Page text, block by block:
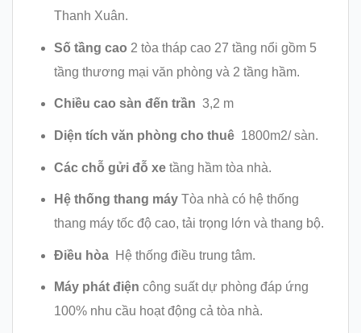
Thanh Xuân.
Số tầng cao 2 tòa tháp cao 27 tầng nổi gồm 5
tầng thương mại văn phòng và 2 tầng hầm.
Chiều cao sàn đến trần 3,2 m
Diện tích văn phòng cho thuê 1800m2/ sàn.
Các chỗ gửi đỗ xe tầng hầm tòa nhà.
Hệ thống thang máy Tòa nhà có hệ thống
thang máy tốc độ cao, tải trọng lớn và thang bộ.
Điều hòa Hệ thống điều trung tâm.
Máy phát điện công suất dự phòng đáp ứng
100% nhu cầu hoạt động cả tòa nhà.